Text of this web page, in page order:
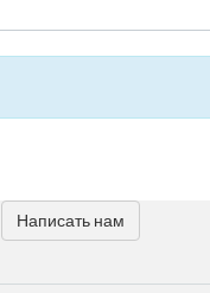
Написать нам